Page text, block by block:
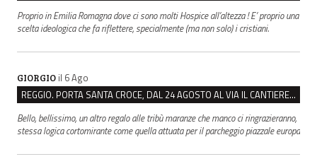
Proprio in Emilia Romagna dove ci sono molti Hospice all’altezza ! E’ proprio una
scelta ideologica che fa riflettere, specialmente (ma non solo) i cristiani.
GIORGIO il 6 Ago
REGGIO. PORTA SANTA CROCE, DAL 24 AGOSTO AL VIA IL CANTIERE PER IL NUOVO COLLETTORE FOGNARIO
Bello, bellissimo, un altro regalo alle tribù maranze che manco ci ringrazieranno,
stessa logica cortomirante come quella attuata per il parcheggio piazzale europa